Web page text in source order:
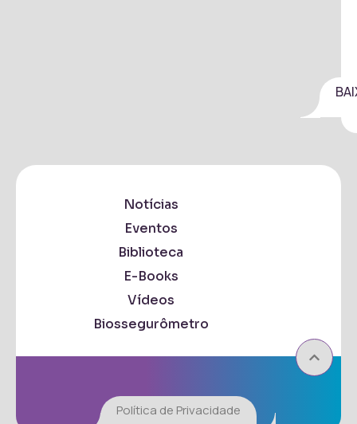
Notícias
Eventos
Biblioteca
E-Books
Vídeos
Biossegurômetro
Política de Privacidade